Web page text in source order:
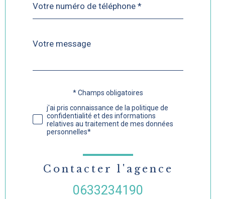
*
Fieldset
défaut
Message
*
Validation* Champs obligatoires
j'ai pris connaissance de la politique de
confidentialité et des informations
relatives au traitement de mes données
personnelles*
Contacter l'agence
0633234190